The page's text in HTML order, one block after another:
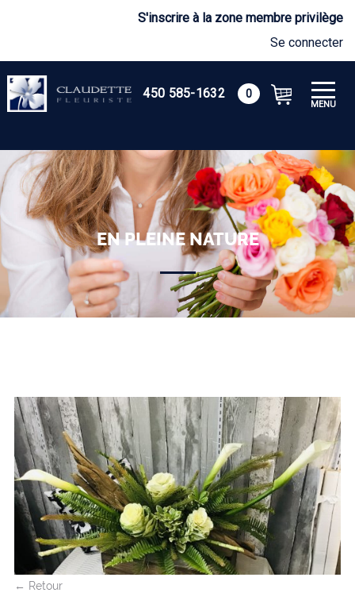
S'inscrire à la zone membre privilège
Se connecter
450 585-1632 0
EN PLEINE NATURE
MENU
← Retour